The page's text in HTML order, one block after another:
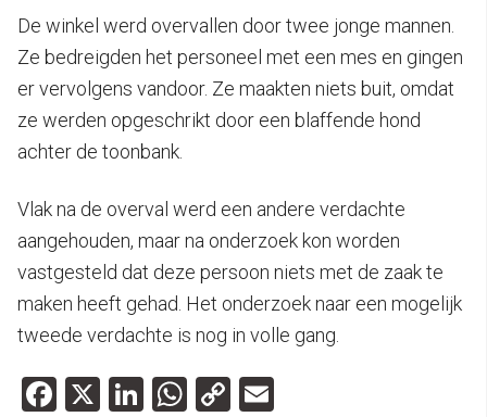
De winkel werd overvallen door twee jonge mannen.
Ze bedreigden het personeel met een mes en gingen
er vervolgens vandoor. Ze maakten niets buit, omdat
ze werden opgeschrikt door een blaffende hond
achter de toonbank.
Vlak na de overval werd een andere verdachte
aangehouden, maar na onderzoek kon worden
vastgesteld dat deze persoon niets met de zaak te
maken heeft gehad. Het onderzoek naar een mogelijk
tweede verdachte is nog in volle gang.
Facebook
X LinkedIn
WhatsApp
Copy